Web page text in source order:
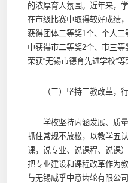
的浓厚育人氛围。近年来，
在市级比赛中取得较好成绩
获得团体二等奖1个、个人
中获得市二等奖2个、市三
荣获“无锡市德育先进学校”等
（三）坚持三教改革，行
学校坚持内涵发展、质量
抓住常规不放松，以教学五
课，说专业、说课程、说课
把专业建设和课程改革作为
与无锡威孚中意齿轮有限公